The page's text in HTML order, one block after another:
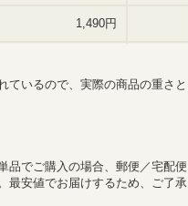
いるので、実際の商品の重さと
品でご購入の場合、郵便／宅配便
最安値でお届けするため、ご了承